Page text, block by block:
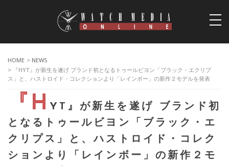
HOME > NEWS
> 『HYT』が新生を遂げ ブランド初となるトゥールビヨン「ブラック・エクリプ
ス」と、ハストロイド・コレクションより「レインボー」の新作２モデルを発表
『HYT』が新生を遂げ ブランド初
となるトゥールビヨン「ブラック・エ
クリプス」と、ハストロイド・コレク
ションより「レインボー」の新作２モ